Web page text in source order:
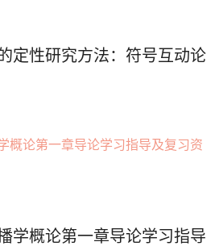
定性研究方法：符号互动论
学概论第一章导论学习指导